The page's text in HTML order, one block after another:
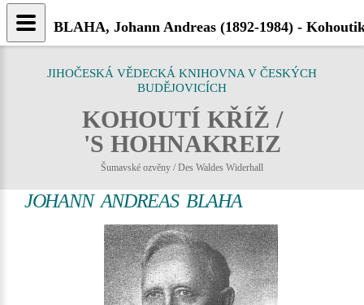
JIHOČESKÁ VĚDECKÁ KNIHOVNA V ČESKÝCH
BUDĚJOVICÍCH
KOHOUTÍ KŘÍŽ /
'S HOHNAKREIZ
Šumavské ozvěny / Des Waldes Widerhall
JOHANN ANDREAS BLAHA
BLAHA, Johann Andreas (1892-1984) -